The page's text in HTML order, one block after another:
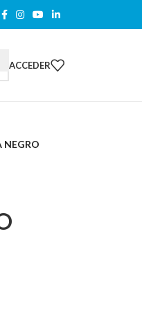
ACCEDER
NEGRO